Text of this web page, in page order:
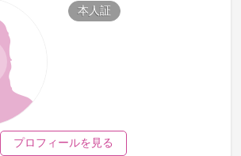
本人証
プロフィールを見る